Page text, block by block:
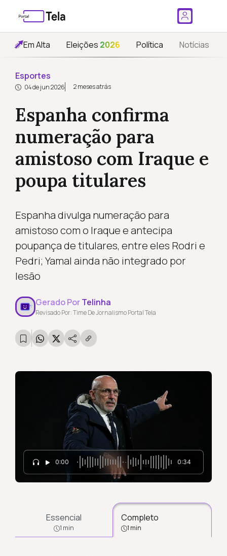
Em Alta Eleições 2026 Política Notícias
Esportes
04 de jun 2026 2 meses atrás
Espanha confirma
numeração para
amistoso com Iraque e
poupa titulares
Espanha divulga numeração para
amistoso com o Iraque e antecipa
poupança de titulares, entre eles Rodri e
Pedri; Yamal ainda não integrado por
lesão
Gerado PorTelinha
Revisado Por: Time De Jornalismo Portal Tela
0:00 0:34
Essencial
1 min
Completo
1 min